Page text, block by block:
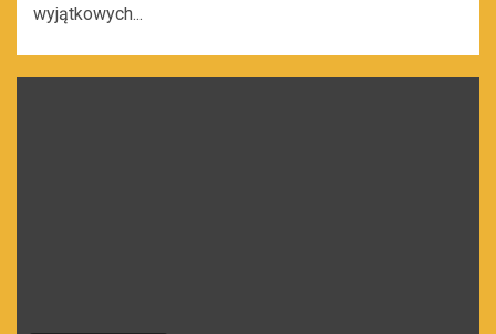
wyjątkowych...